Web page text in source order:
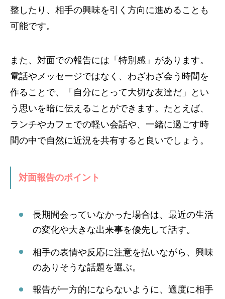
整したり、相手の興味を引く方向に進めることも
可能です。
また、対面での報告には「特別感」があります。
電話やメッセージではなく、わざわざ会う時間を
作ることで、「自分にとって大切な友達だ」とい
う思いを暗に伝えることができます。たとえば、
ランチやカフェでの軽い会話や、一緒に過ごす時
間の中で自然に近況を共有すると良いでしょう。
対面報告のポイント
長期間会っていなかった場合は、最近の生活
の変化や大きな出来事を優先して話す。
相手の表情や反応に注意を払いながら、興味
のありそうな話題を選ぶ。
報告が一方的にならないように、適度に相手